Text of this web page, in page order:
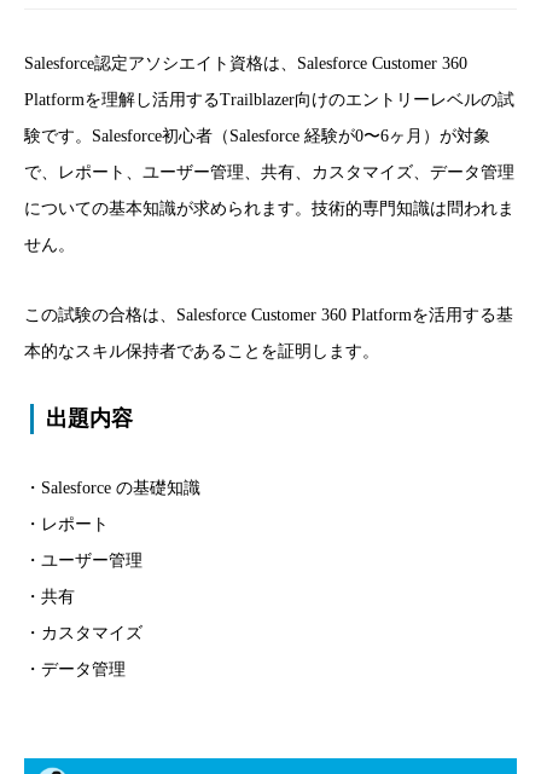
Salesforce認定アソシエイト資格は、Salesforce Customer 360
Platformを理解し活用するTrailblazer向けのエントリーレベルの試
験です。Salesforce初心者（Salesforce 経験が0〜6ヶ月）が対象
で、レポート、ユーザー管理、共有、カスタマイズ、データ管理
についての基本知識が求められます。技術的専門知識は問われま
せん。
この試験の合格は、Salesforce Customer 360 Platformを活用する基
本的なスキル保持者であることを証明します。
出題内容
・Salesforce の基礎知識
・レポート
・ユーザー管理
・共有
・カスタマイズ
・データ管理